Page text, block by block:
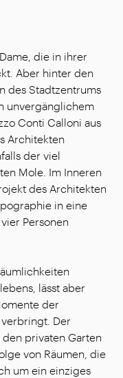
die in ihrer
Aber hinter den
des Stadtzentrums
unvergänglichem
Conti Calloni aus
Architekten
der viel
Mole. Im Inneren
des Architekten
in eine
Personen
lässt aber
der
Der
privaten Garten
von Räumen, die
um ein einziges